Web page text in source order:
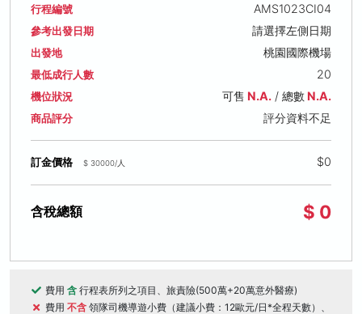
行程編號 AMS1023CI04
參考出發日期 請選擇左側日期
出發地 桃園國際機場
最低成行人數 20
機位狀況 可售 N.A./ 總數N.A.
商品評分 評分資料不足
訂金價格 $ 30000/人 $0
含稅總額 $ 0
費用 含 行程表所列之項目、旅責險(500萬+20萬意外醫療)
費用 不含 領隊司機導遊小費（建議小費：12歐元/日*全程天數）、